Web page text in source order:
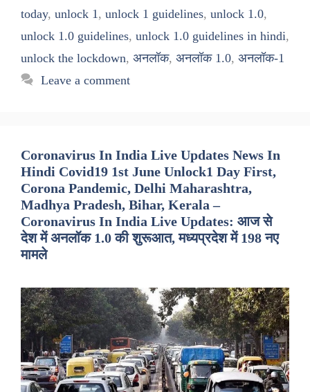
today, unlock 1, unlock 1 guidelines, unlock 1.0,
unlock 1.0 guidelines, unlock 1.0 guidelines in hindi,
unlock the lockdown, अनलॉक, अनलॉक 1.0, अनलॉक-1
Leave a comment
Coronavirus In India Live Updates News In
Hindi Covid19 1st June Unlock1 Day First,
Corona Pandemic, Delhi Maharashtra,
Madhya Pradesh, Bihar, Kerala –
Coronavirus In India Live Updates: आज से
देश में अनलॉक 1.0 की शुरूआत, मध्यप्रदेश में 198 नए
मामले